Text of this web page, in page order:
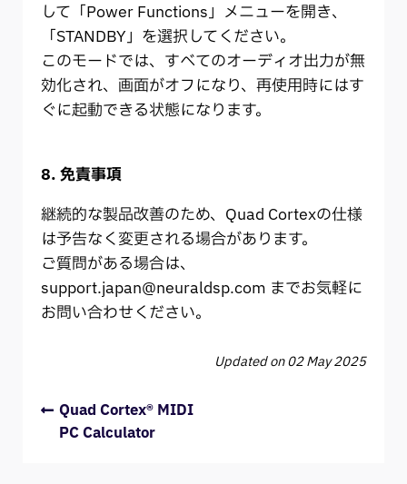
して「Power Functions」メニューを開き、
「STANDBY」を選択してください。
このモードでは、すべてのオーディオ出力が無
効化され、画面がオフになり、再使用時にはす
ぐに起動できる状態になります。
8. 免責事項
継続的な製品改善のため、Quad Cortexの仕様
は予告なく変更される場合があります。
ご質問がある場合は、
support.japan@neuraldsp.com までお気軽に
お問い合わせください。
Updated on 02 May 2025
Quad Cortex® MIDI
PC Calculator